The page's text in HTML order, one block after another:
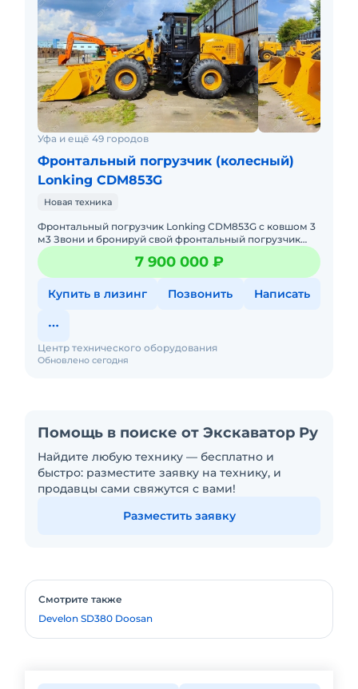
Уфа и ещё 49 городов
Фронтальный погрузчик (колесный)
Lonking CDM853G
Новая техника
Фронтальный погрузчик Lonking CDM853G с ковшом 3
м3 Звони и бронируй свой фронтальный погрузчик
Лонкинг со скидкой от официального дилера Мы
решим вашу з
7 900 000 ₽
Купить в лизинг Позвонить Написать
Обновлено сегодня
Центр технического оборудования
Помощь в поиске от Экскаватор Ру
Найдите любую технику — бесплатно и
быстро: разместите заявку на технику, и
продавцы сами свяжутся с вами!
Разместить заявку
Смотрите также
Develon SD380 Doosan